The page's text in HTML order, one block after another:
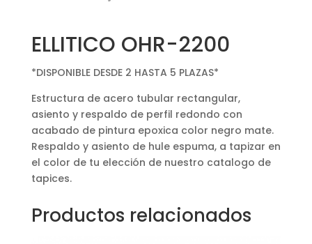
ELLITICO OHR-2200
*DISPONIBLE DESDE 2 HASTA 5 PLAZAS*
Estructura de acero tubular rectangular,
asiento y respaldo de perfil redondo con
acabado de pintura epoxica color negro mate.
Respaldo y asiento de hule espuma, a tapizar en
el color de tu elección de nuestro catalogo de
tapices.
Productos relacionados